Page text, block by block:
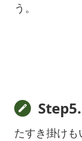
う。
たすき掛けも